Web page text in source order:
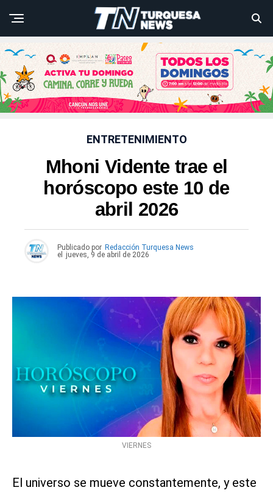
ENTRETENIMIENTO
Mhoni Vidente trae el
horóscopo este 10 de
abril 2026
Publicado por Redacción Turquesa News
el
jueves, 9 de abril de 2026
VIERNES
El universo se mueve constantemente, y este